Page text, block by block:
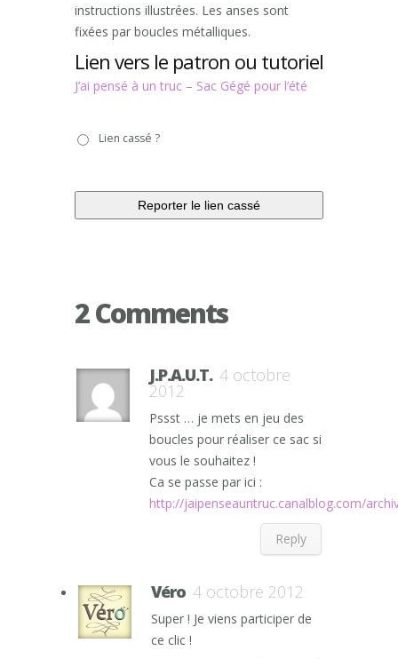
instructions illustrées. Les anses sont
fixées par boucles métalliques.
Lien vers le patron ou tutoriel
J’ai pensé à un truc – Sac Gégé pour l’été
casséLien cassé ?
2 Comments
J.P.A.U.T. 4 octobre
2012
Pssst … je mets en jeu des
boucles pour réaliser ce sac si
vous le souhaitez !
Ca se passe par ici :
http://jaipenseauntruc.canalblog.com/
Reply
Véro 4 octobre 2012
Super ! Je viens participer de
ce clic !